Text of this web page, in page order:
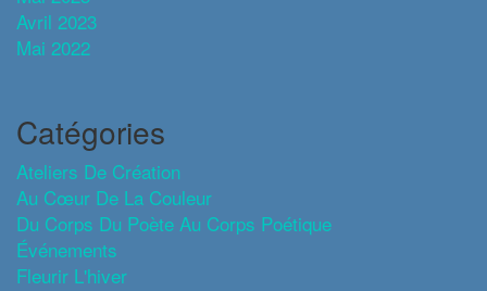
Avril 2023
Mai 2022
Catégories
Ateliers De Création
Au Cœur De La Couleur
Du Corps Du Poète Au Corps Poétique
Événements
Fleurir L'hiver